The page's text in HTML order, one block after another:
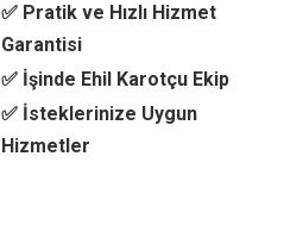
✅ Pratik ve Hızlı Hizmet
Garantisi
✅ İşinde Ehil Karotçu Ekip
✅ İsteklerinize Uygun
Hizmetler